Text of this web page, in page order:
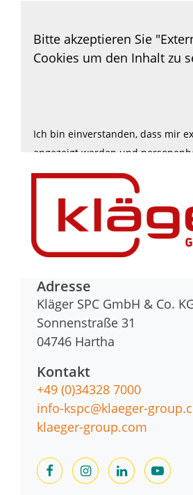
Bitte akzeptieren Sie
Cookies um den Inhalt zu
Ich bin einverstanden, dass mir
angezeigt werden und
Dritte laut den
Adresse
Kläger SPC GmbH & Co.
Sonnenstraße 31
04746 Hartha
Kontakt
+49 (0)34328 7000
info-kspc@klaeger-
klaeger-group.com